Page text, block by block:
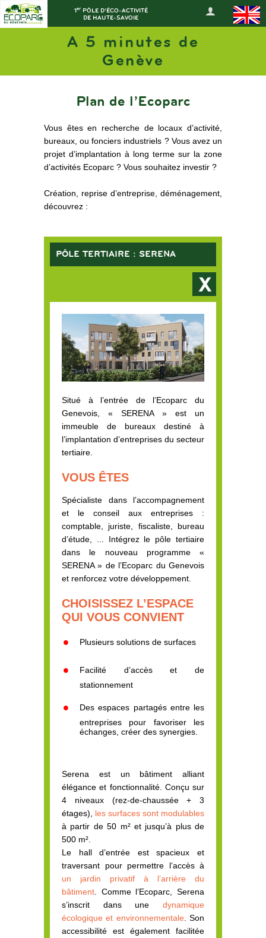
1erPÔLE D'ÉCO-ACTIVITÉ
DE HAUTE-SAVOIE
A 5 minutes de
Genève
Plan de l’Ecoparc
Vous êtes en recherche de locaux d’activité,
bureaux, ou fonciers industriels ? Vous avez un
projet d’implantation à long terme sur la zone
d’activités Ecoparc ? Vous souhaitez investir ?
Création, reprise d’entreprise, déménagement,
découvrez :
PÔLE TERTIAIRE : SERENA
Situé à l’entrée de l’Ecoparc du
Genevois, « SERENA » est un
immeuble de bureaux destiné à
l’implantation d’entreprises du secteur
tertiaire.
VOUS ÊTES
Spécialiste dans l’accompagnement
et le conseil aux entreprises :
comptable, juriste, fiscaliste, bureau
d’étude, ... Intégrez le pôle tertiaire
dans le nouveau programme «
SERENA » de l’Ecoparc du Genevois
et renforcez votre développement.
CHOISISSEZ L’ESPACE
QUI VOUS CONVIENT
Plusieurs solutions de surfaces
Facilité d’accès et de
stationnement
Des espaces partagés entre les
entreprises pour favoriser les
échanges, créer des synergies.
Serena est un bâtiment alliant
élégance et fonctionnalité. Conçu sur
4 niveaux (rez-de-chaussée + 3
étages), les surfaces sont modulables
à partir de 50 m² et jusqu’à plus de
500 m².
Le hall d’entrée est spacieux et
traversant pour permettre l’accès à
un jardin privatif à l’arrière du
bâtiment . Comme l’Ecoparc, Serena
s’inscrit dans une dynamique
écologique et environnementale. Son
accessibilité est également facilitée